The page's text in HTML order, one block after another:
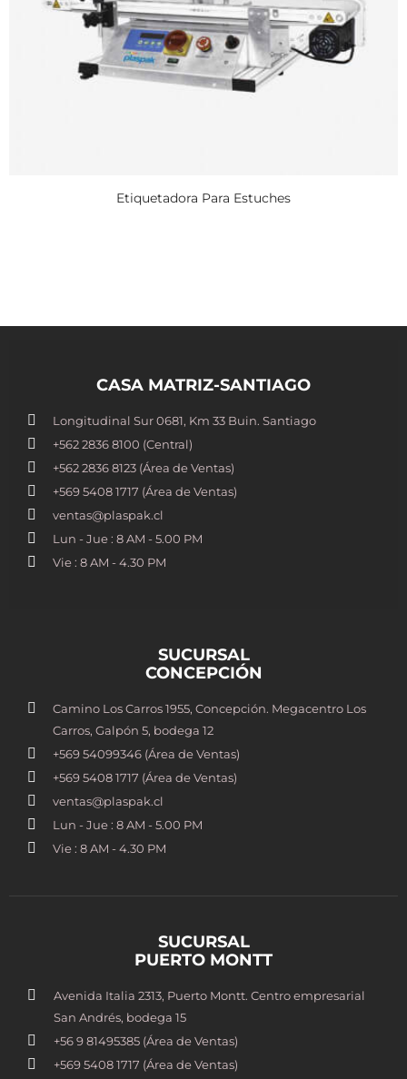
Etiquetadora Para Estuches
CASA MATRIZ-SANTIAGO
Longitudinal Sur 0681, Km 33 Buin. Santiago
+562 2836 8100​ (Central)
+562 2836 8123 (Área de Ventas)
+569 5408 1717 (Área de Ventas)
ventas@plaspak.cl
Lun - Jue : 8 AM - 5.00 PM
Vie : 8 AM - 4.30 PM
SUCURSAL
CONCEPCIÓN
Camino Los Carros 1955, Concepción. Megacentro Los
Carros, Galpón 5, bodega 12
+569 54099346 (Área de Ventas)
+569 5408 1717 (Área de Ventas)
ventas@plaspak.cl
Lun - Jue : 8 AM - 5.00 PM
Vie : 8 AM - 4.30 PM
SUCURSAL
PUERTO MONTT
Avenida Italia 2313, Puerto Montt. Centro empresarial
San Andrés, bodega 15
+56 9 81495385 (Área de Ventas)
+569 5408 1717 (Área de Ventas)